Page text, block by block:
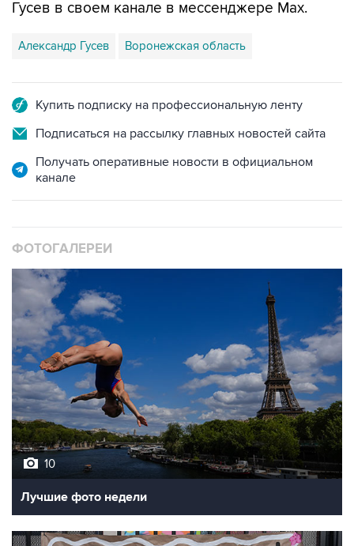
Гусев в своем канале в мессенджере Max.
Александр Гусев Воронежская область
Купить подписку на профессиональную ленту
Подписаться на рассылку главных новостей сайта
Получать оперативные новости в официальном
канале
ФОТОГАЛЕРЕИ
10
Лучшие фото недели